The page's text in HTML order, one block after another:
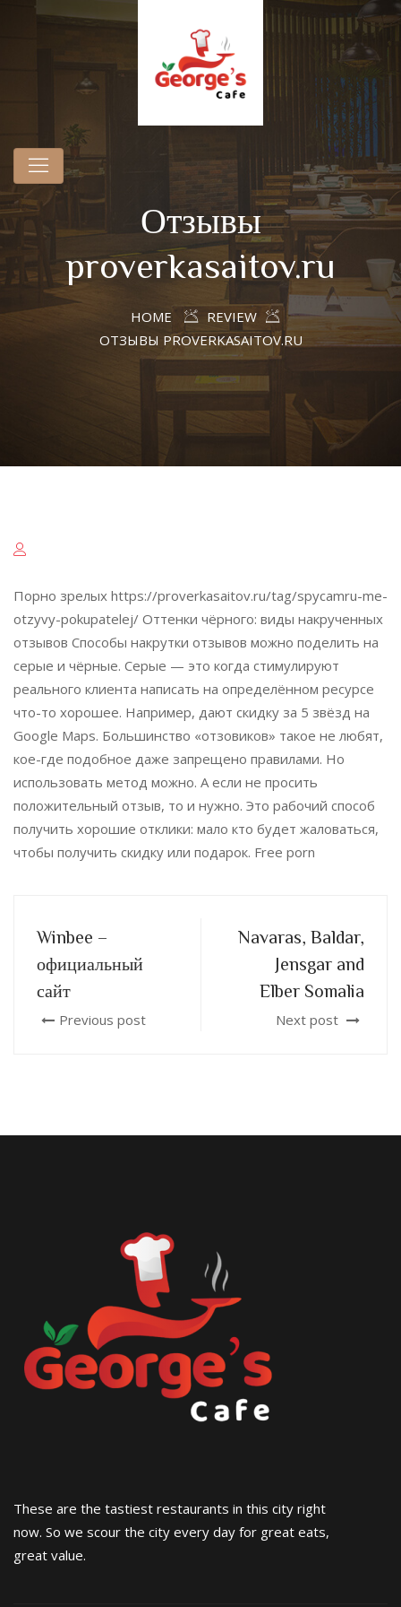
Отзывы
proverkasaitov.ru
HOME
REVIEW
ОТЗЫВЫ PROVERKASAITOV.RU
Порно зрелых https://proverkasaitov.ru/tag/spycamru-me-
otzyvy-pokupatelej/ Оттенки чёрного: виды накрученных
отзывов Способы накрутки отзывов можно поделить на
серые и чёрные. Серые — это когда стимулируют
реального клиента написать на определённом ресурсе
что-то хорошее. Например, дают скидку за 5 звёзд на
Google Maps. Большинство «отзовиков» такое не любят,
кое-где подобное даже запрещено правилами. Но
использовать метод можно. А если не просить
положительный отзыв, то и нужно. Это рабочий способ
получить хорошие отклики: мало кто будет жаловаться,
чтобы получить скидку или подарок. Free porn
Winbee –
официальный
сайт
Previous post
Navaras, Baldar,
Jensgar and
Elber Somalia
Next post
These are the tastiest restaurants in this city right
now. So we scour the city every day for great eats,
great value.